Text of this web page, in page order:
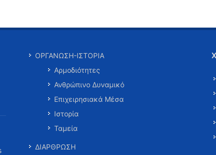
ΟΡΓΑΝΩΣΗ-ΙΣΤΟΡΙΑ
Αρμοδιότητες
Ανθρώπινο Δυναμικό
Επιχειρησιακά Μέσα
Ιστορία
Ταμεία
ΔΙΑΡΘΡΩΣΗ